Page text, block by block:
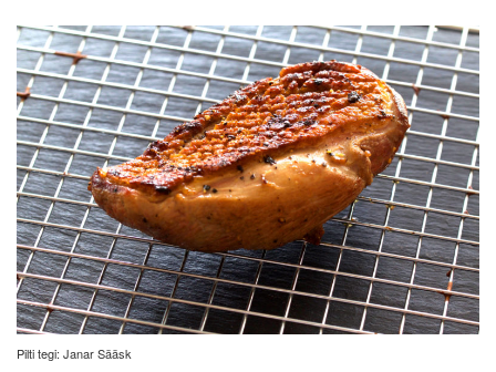
Pilti tegi: Janar Sääsk